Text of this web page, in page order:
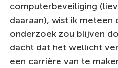
computerbeveiliging
daaraan), wist ik meteen
onderzoek zou blijven
dacht dat het wellicht
een carrière van te